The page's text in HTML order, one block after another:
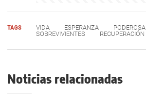
TAGS VIDA ESPERANZA PODEROSA
SOBREVIVIENTES
RECUPERACIÓN
Noticias relacionadas